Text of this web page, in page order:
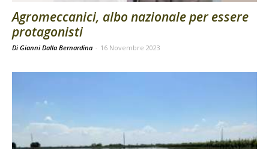
Agromeccanici, albo nazionale per essere
protagonisti
Di Gianni Dalla Bernardina - 16 Novembre 2023